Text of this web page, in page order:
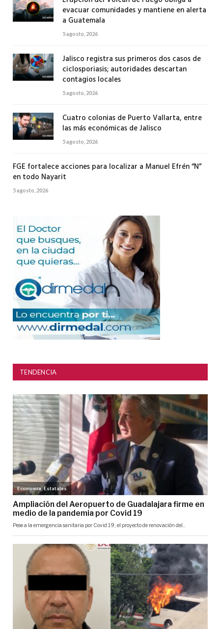
evacuar comunidades y mantiene en alerta
a Guatemala
5 agosto, 2026
Jalisco registra sus primeros dos casos de
ciclosporiasis; autoridades descartan
contagios locales
5 agosto, 2026
Cuatro colonias de Puerto Vallarta, entre
las más económicas de Jalisco
5 agosto, 2026
FGE fortalece acciones para localizar a Manuel Efrén “N”
en todo Nayarit
5 agosto, 2026
TENDENCIA